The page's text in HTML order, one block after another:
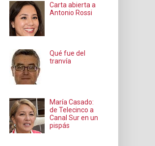
Carta abierta a
Antonio Rossi
Qué fue del
tranvía
María Casado:
de Telecinco a
Canal Sur en un
pispás